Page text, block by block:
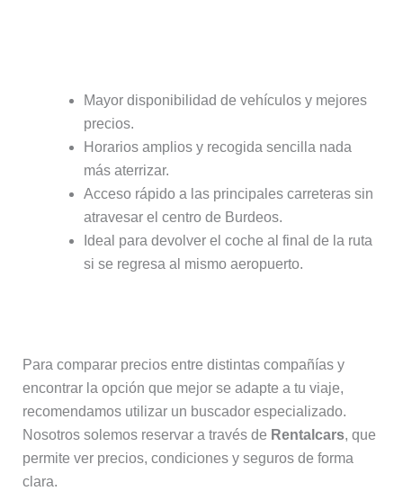
Mayor disponibilidad de vehículos y mejores
precios.
Horarios amplios y recogida sencilla nada
más aterrizar.
Acceso rápido a las principales carreteras sin
atravesar el centro de Burdeos.
Ideal para devolver el coche al final de la ruta
si se regresa al mismo aeropuerto.
Para comparar precios entre distintas compañías y
encontrar la opción que mejor se adapte a tu viaje,
recomendamos utilizar un buscador especializado.
Nosotros solemos reservar a través de Rentalcars, que
permite ver precios, condiciones y seguros de forma
clara.